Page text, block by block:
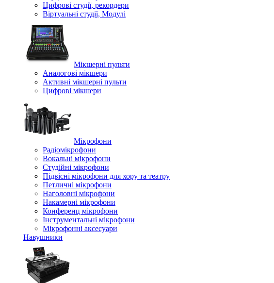
Цифрові студії, рекордери
Віртуальні студії, Модулі
Мікшерні пульти
Аналогові мікшери
Активні мікшерні пульти
Цифрові мікшери
Мікрофони
Радіомікрофони
Вокальні мікрофони
Студійні мікрофони
Підвісні мікрофони для хору та театру
Петличні мікрофони
Наголовні мікрофони
Накамерні мікрофони
Конференц мікрофони
Iнструментальні мікрофони
Мікрофонні аксесуари
Навушники